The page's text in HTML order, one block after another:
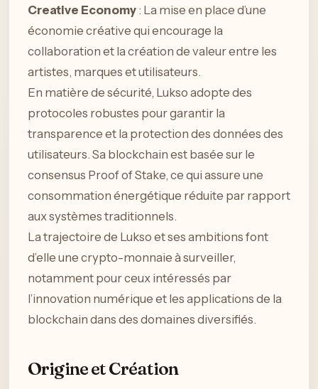
Creative Economy : La mise en place d’une
économie créative qui encourage la
collaboration et la création de valeur entre les
artistes, marques et utilisateurs.
En matière de sécurité, Lukso adopte des
protocoles robustes pour garantir la
transparence et la protection des données des
utilisateurs. Sa blockchain est basée sur le
consensus Proof of Stake, ce qui assure une
consommation énergétique réduite par rapport
aux systèmes traditionnels.
La trajectoire de Lukso et ses ambitions font
d’elle une crypto-monnaie à surveiller,
notamment pour ceux intéressés par
l’innovation numérique et les applications de la
blockchain dans des domaines diversifiés.
Origine et Création